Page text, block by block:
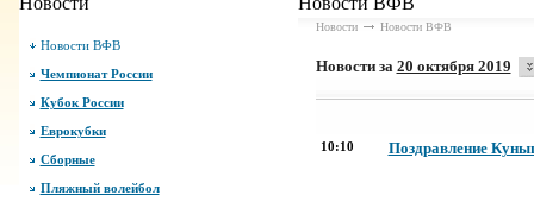
Новости ВФВ
Чемпионат России
Кубок России
Еврокубки
Сборные
Пляжный волейбол
Новости Новости ВФВ
Новости за 20 октября 2019
10:10 Поздравление